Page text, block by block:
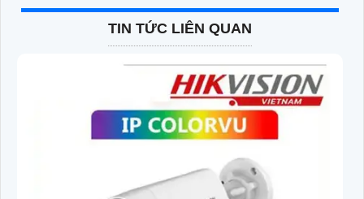
TIN TỨC LIÊN QUAN